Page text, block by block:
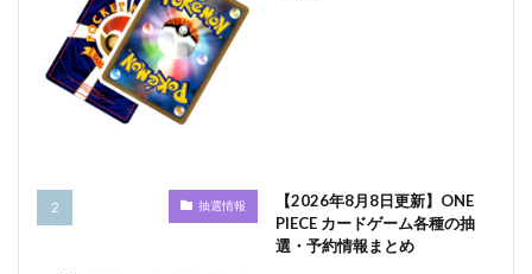
抽選情報
【2026年8月8日更新】ONE
PIECE カードゲーム各種の抽
選・予約情報まとめ